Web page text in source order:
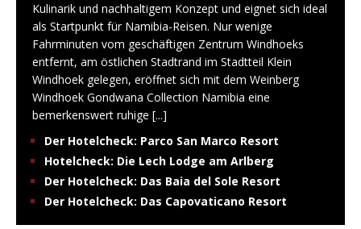
Kulinarik und nachhaltigem Konzept und eignet sich ideal
als Startpunkt für Namibia-Reisen. Nur wenige
Fahrminuten vom geschäftigen Zentrum Windhoeks
entfernt, am östlichen Stadtrand im Stadtteil Klein
Windhoek gelegen, eröffnet sich mit dem Weinberg
Windhoek Gondwana Collection Namibia eine
bemerkenswert ruhige [...]
Der Hotelcheck: Parco San Marco Resort
Hotelcheck: Die Lech Lodge am Arlberg
Der Hotelcheck: Das Baia del Sole Resort
Der Hotelcheck: Das Capovaticano Resort